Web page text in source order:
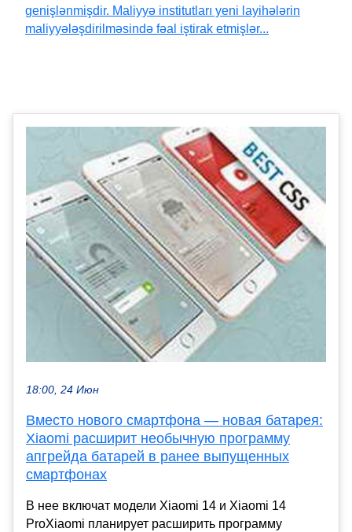
genişlənmişdir. Maliyyə institutları yeni layihələrin
maliyyələşdirilməsində fəal iştirak etmişlər...
18:00, 24 Июн
Вместо нового смартфона — новая батарея:
Xiaomi расширит необычную программу
апгрейда батарей в ранее выпущенных
смартфонах
В нее включат модели Xiaomi 14 и Xiaomi 14
ProXiaomi планирует расширить программу